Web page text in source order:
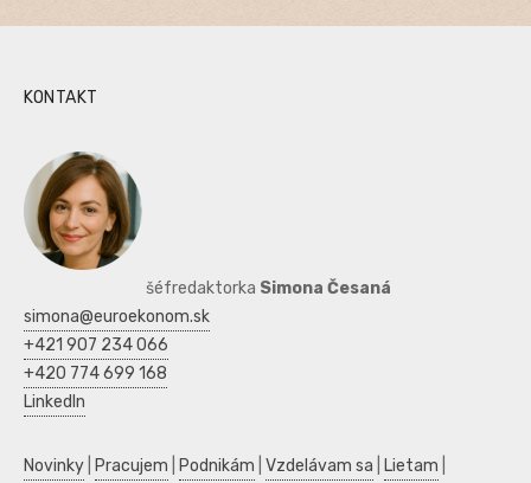
KONTAKT
šéfredaktorka Simona Česaná
simona@euroekonom.sk
+421 907 234 066
+420 774 699 168
LinkedIn
Novinky Pracujem Podnikám Vzdelávam sa Lietam